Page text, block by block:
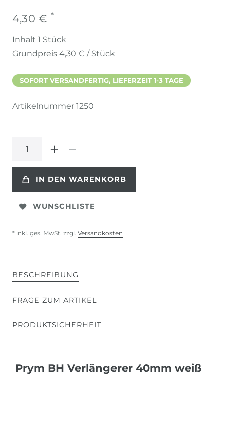
4,30 € *
Inhalt 1 Stück
Grundpreis 4,30 € / Stück
SOFORT VERSANDFERTIG, LIEFERZEIT 1-3 TAGE
Artikelnummer 1250
IN DEN WARENKORB
WUNSCHLISTE
* inkl. ges. MwSt. zzgl. Versandkosten
BESCHREIBUNG
FRAGE ZUM ARTIKEL
PRODUKTSICHERHEIT
Prym BH Verlängerer 40mm weiß